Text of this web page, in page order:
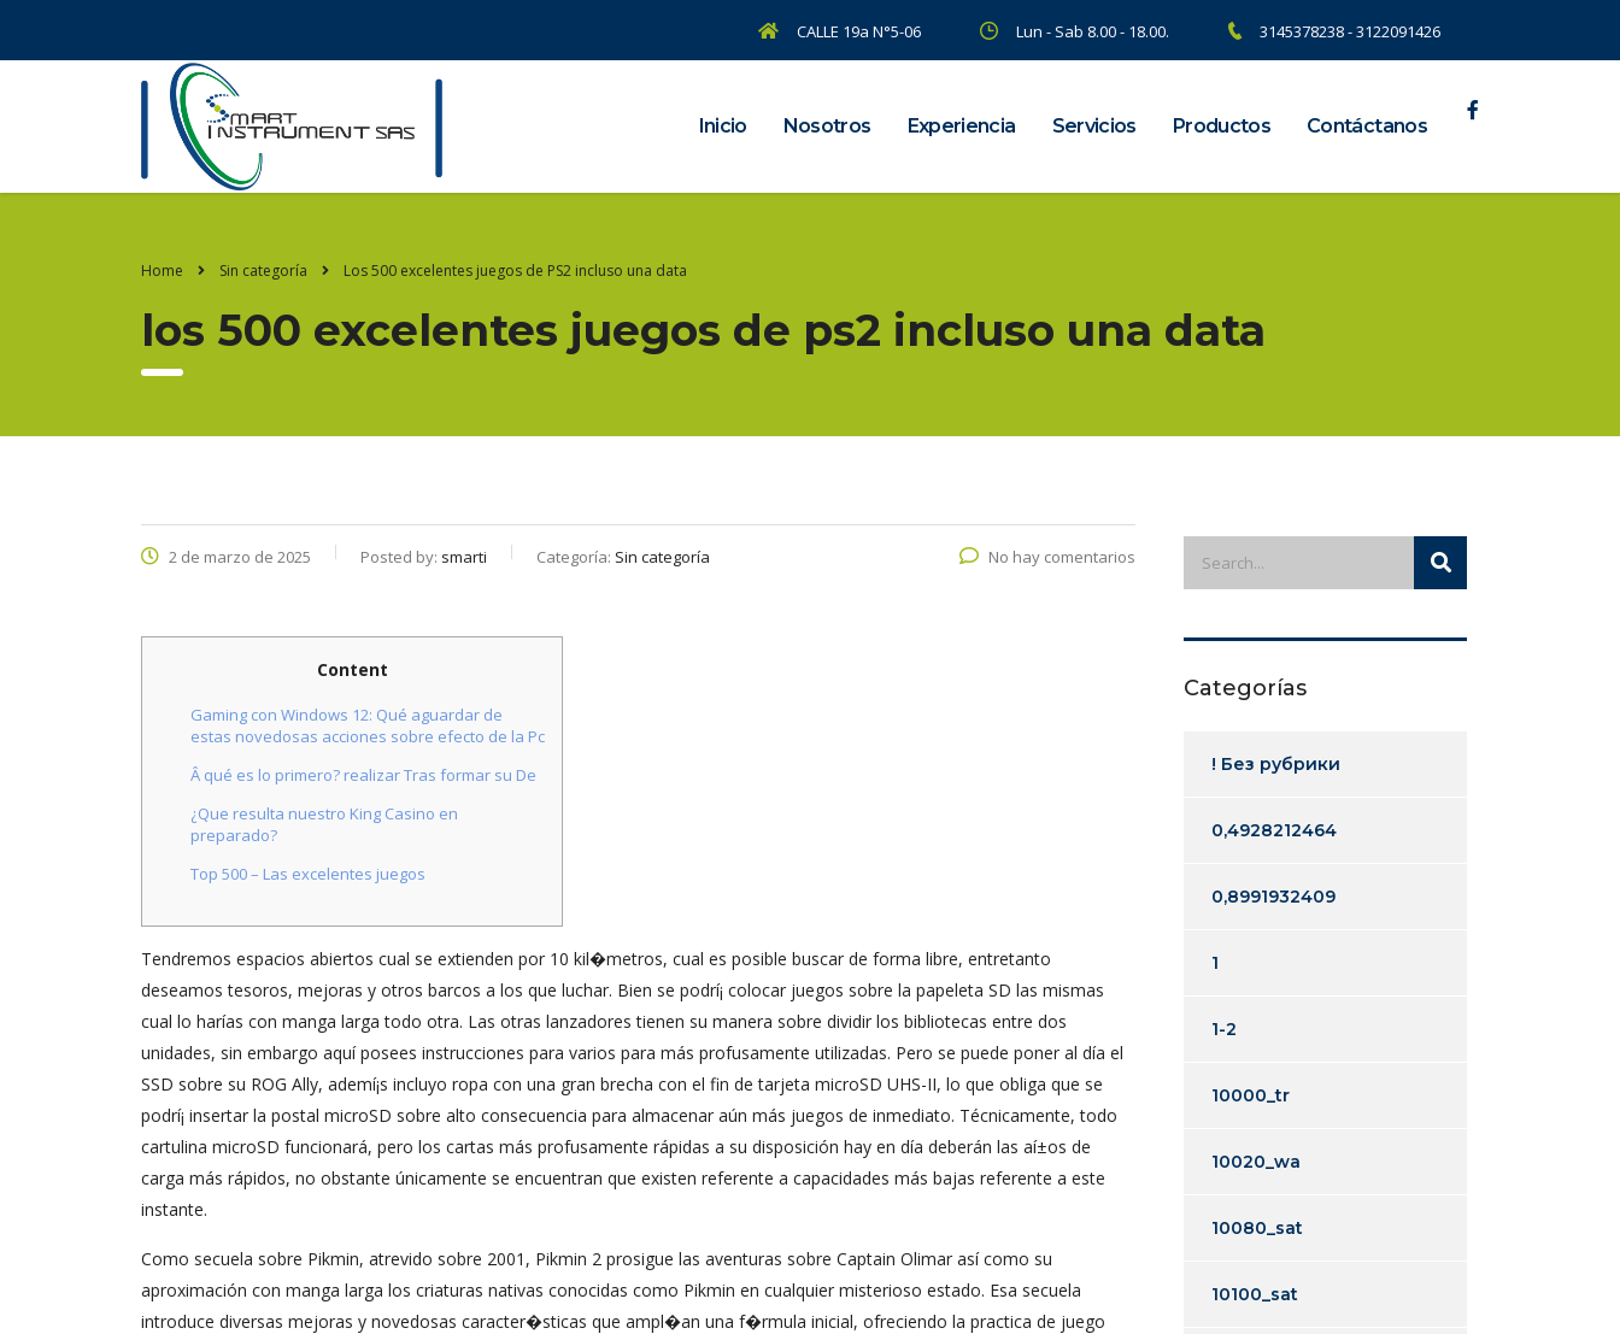
CALLE 19a N°5-06 Lun - Sab 8.00 - 18.00. 3145378238 - 3122091426
Inicio Nosotros Experiencia Servicios Productos Contáctanos
Home Sin categoría Los 500 excelentes juegos de PS2 incluso una data
los 500 excelentes juegos de ps2 incluso una data
2 de marzo de 2025 Posted by: smarti Categoría: Sin categoría No hay comentarios
Content
Gaming con Windows 12: Qué aguardar de
estas novedosas acciones sobre efecto de la Pc
Â qué es lo primero? realizar Tras formar su De
¿Que resulta nuestro King Casino en
preparado?
Top 500 – Las excelentes juegos
Tendremos espacios abiertos cual se extienden por 10 kil�metros, cual es posible buscar de forma libre, entretanto
deseamos tesoros, mejoras y otros barcos a los que luchar. Bien se podrí¡ colocar juegos sobre la papeleta SD las mismas
cual lo harías con manga larga todo otra. Las otras lanzadores tienen su manera sobre dividir los bibliotecas entre dos
unidades, sin embargo aquí posees instrucciones para varios para más profusamente utilizadas. Pero se puede poner al día el
SSD sobre su ROG Ally, ademí¡s incluyo ropa con una gran brecha con el fin de tarjeta microSD UHS-II, lo que obliga que se
podrí¡ insertar la postal microSD sobre alto consecuencia para almacenar aún más juegos de inmediato. Técnicamente, todo
cartulina microSD funcionará, pero los cartas más profusamente rápidas a su disposición hay en día deberán las aí±os de
carga más rápidos, no obstante únicamente se encuentran que existen referente a capacidades más bajas referente a este
instante.
Como secuela sobre Pikmin, atrevido sobre 2001, Pikmin 2 prosigue las aventuras sobre Captain Olimar así­ como su
aproximación con manga larga los criaturas nativas conocidas como Pikmin en cualquier misterioso estado. Esa secuela
introduce diversas mejoras y novedosas caracter�sticas que ampl�an una f�rmula inicial, ofreciendo la practica de juego
Categorías
! Без рубрики
0,4928212464
0,8991932409
1
1-2
10000_tr
10020_wa
10080_sat
10100_sat